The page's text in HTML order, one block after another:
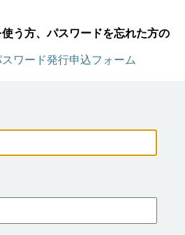
う方、パスワードを忘れた方の
ワード発行申込フォーム